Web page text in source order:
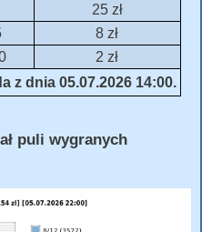
25 zł
8 zł
2 zł
z dnia 05.07.2026 14:00.
puli wygranych